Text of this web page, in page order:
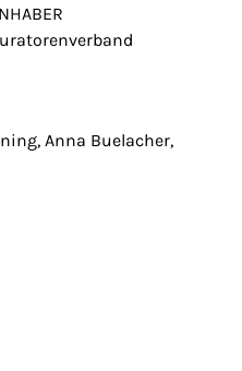
Anna Buelacher,